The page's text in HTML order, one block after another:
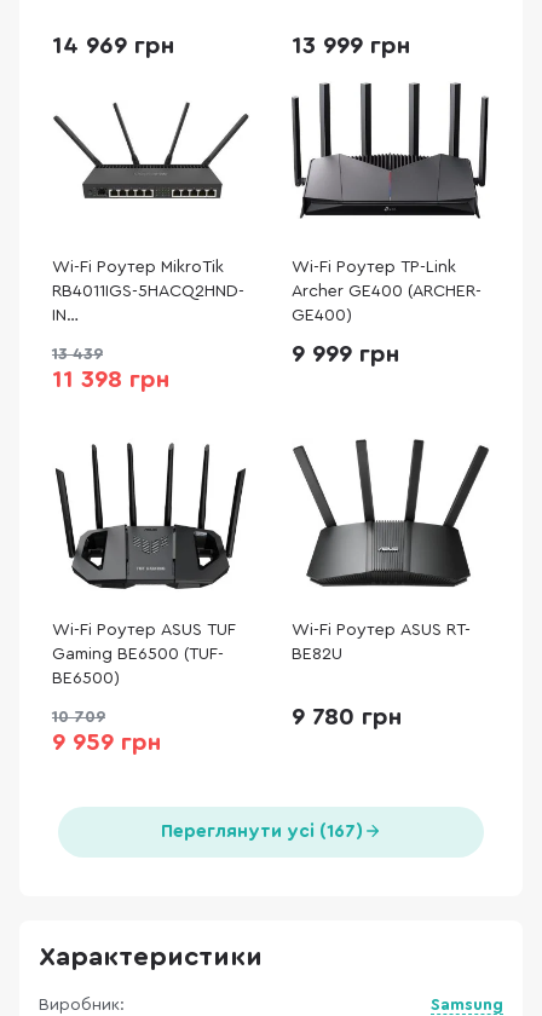
14 969 грн 13 999 грн
Wi-Fi Роутер MikroTik
RB4011IGS-5HACQ2HND-
IN
IN)
13 439
11 398 грн
Wi-Fi Роутер TP-Link
Archer GE400 (ARCHER-
GE400)
9 999 грн
Wi-Fi Роутер ASUS TUF
Gaming BE6500 (TUF-
BE6500)
10 709
9 959 грн
Wi-Fi Роутер ASUS RT-
BE82U
9 780 грн
Переглянути усі (167)
Характеристики
Виробник: Samsung